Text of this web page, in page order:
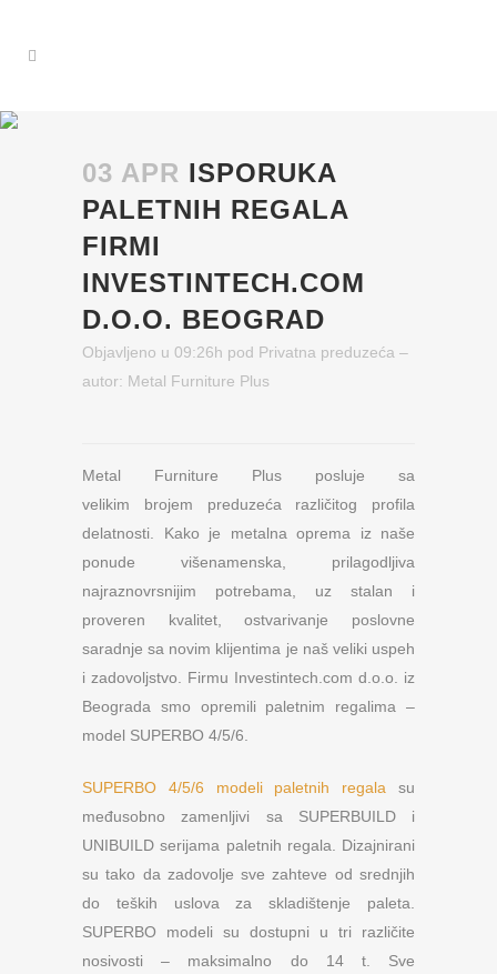
03 APR ISPORUKA
PALETNIH REGALA
FIRMI
INVESTINTECH.COM
D.O.O. BEOGRAD
Objavljeno u 09:26h pod Privatna preduzeća –
autor: Metal Furniture Plus
Metal Furniture Plus posluje sa
velikim brojem preduzeća različitog profila
delatnosti. Kako je metalna oprema iz naše
ponude višenamenska, prilagodljiva
najraznovrsnijim potrebama, uz stalan i
proveren kvalitet, ostvarivanje poslovne
saradnje sa novim klijentima je naš veliki uspeh
i zadovoljstvo. Firmu Investintech.com d.o.o. iz
Beograda smo opremili paletnim regalima –
model SUPERBO 4/5/6.
SUPERBO 4/5/6 modeli paletnih regala su
međusobno zamenljivi sa SUPERBUILD i
UNIBUILD serijama paletnih regala. Dizajnirani
su tako da zadovolje sve zahteve od srednjih
do teških uslova za skladištenje paleta.
SUPERBO modeli su dostupni u tri različite
nosivosti – maksimalno do 14 t. Sve